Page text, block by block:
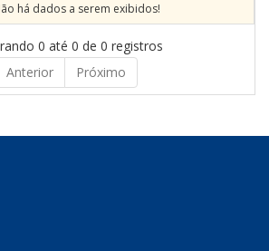
há dados a serem exibidos!
0 até 0 de 0 registros
Anterior
Próximo